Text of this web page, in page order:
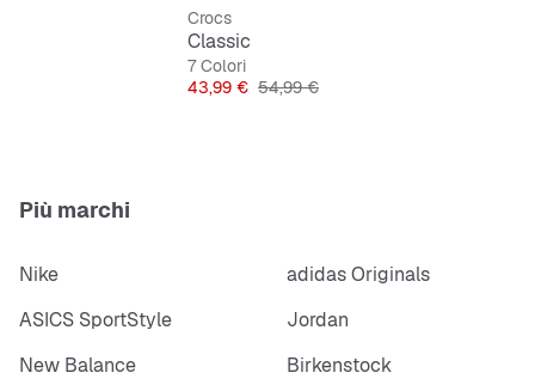
Crocs
Classic
7 Colori
Prezzo
43,99 € Prezzo originale
54,99 €
Più marchi
Nike
adidas Originals
ASICS SportStyle
Jordan
New Balance
Birkenstock